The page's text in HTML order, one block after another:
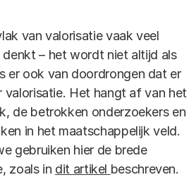
van valorisatie vaak veel
denkt – het wordt niet altijd als
er ook van doordrongen dat er
valorisatie. Het hangt af van het
de betrokken onderzoekers en
in het maatschappelijk veld.
gebruiken hier de brede
zoals in dit artikel beschreven.